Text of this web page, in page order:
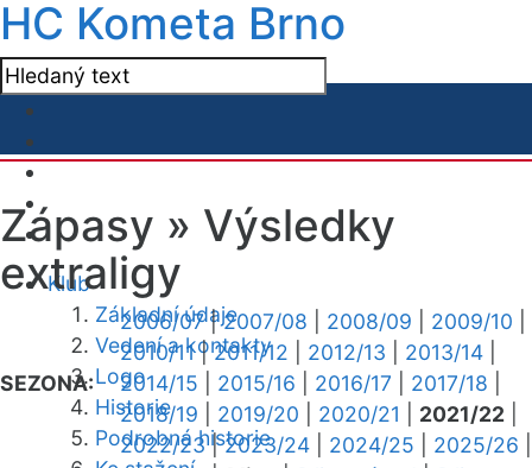
HC Kometa Brno
Klub
Základní údaje
Vedení a kontakty
Logo
Historie
Podrobná historie
Zápasy » Výsledky
extraligy
SEZONA:
2006/07|2007/08 2008/09 2009/10
2010/11|2011/12 2012/13 2013/14
2014/15
2015/16 2016/17 2017/18
2018/19
2019/20 2020/21 2021/22
2022/23|2023/24 2024/25 2025/26